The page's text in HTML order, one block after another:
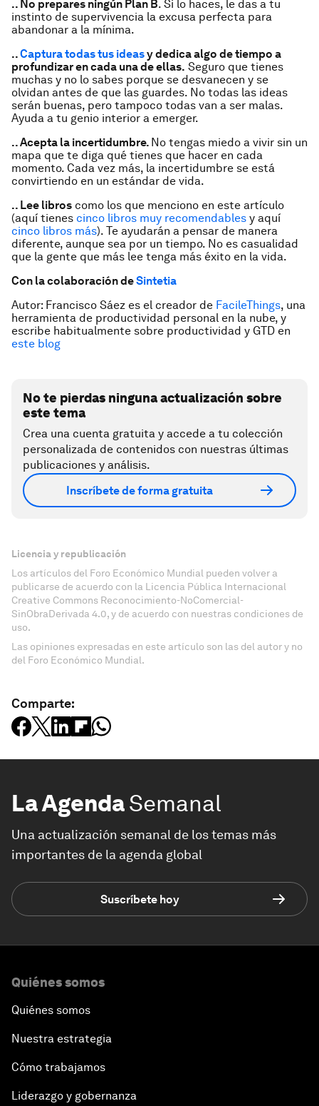
.. No prepares ningún Plan B. Si lo haces, le das a tu
instinto de supervivencia la excusa perfecta para
abandonar a la mínima.
..Captura todas tus ideasy dedica algo de tiempo a
profundizar en cada una de ellas. Seguro que tienes
muchas y no lo sabes porque se desvanecen y se
olvidan antes de que las guardes. No todas las ideas
serán buenas, pero tampoco todas van a ser malas.
Ayuda a tu genio interior a emerger.
.. Acepta la incertidumbre. No tengas miedo a vivir sin un
mapa que te diga qué tienes que hacer en cada
momento. Cada vez más, la incertidumbre se está
convirtiendo en un estándar de vida.
.. Lee libros como los que menciono en este artículo
(aquí tienes cinco libros muy recomendables y aquí
cinco libros más). Te ayudarán a pensar de manera
diferente, aunque sea por un tiempo. No es casualidad
que la gente que más lee tenga más éxito en la vida.
Con la colaboración deSintetia
Autor: Francisco Sáez es el creador de FacileThings, una
herramienta de productividad personal en la nube, y
escribe habitualmente sobre productividad y GTD en
este blog
No te pierdas ninguna actualización sobre
este tema
Crea una cuenta gratuita y accede a tu colección
personalizada de contenidos con nuestras últimas
publicaciones y análisis.
Inscríbete de forma gratuita
Licencia y republicación
Los artículos del Foro Económico Mundial pueden volver a
publicarse de acuerdo con la Licencia Pública Internacional
Creative Commons Reconocimiento-NoComercial-
SinObraDerivada 4.0, y de acuerdo con nuestras condiciones de
uso.
Las opiniones expresadas en este artículo son las del autor y no
del Foro Económico Mundial.
Comparte:
La AgendaSemanal
Una actualización semanal de los temas más
importantes de la agenda global
Suscríbete hoy
Quiénes somos
Quiénes somos
Nuestra estrategia
Cómo trabajamos
Liderazgo y gobernanza